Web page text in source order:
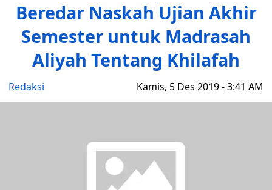
Beredar Naskah Ujian Akhir
Semester untuk Madrasah
Aliyah Tentang Khilafah
Redaksi Kamis, 5 Des 2019 - 3:41 AM